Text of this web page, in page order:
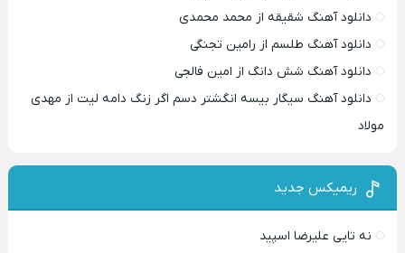
دانلود آهنگ شقیقه از محمد محمدی
دانلود آهنگ طلسم از رامین تجنگی
دانلود آهنگ شش دانگ از امین فالجی
دانلود آهنگ سیگار بیسه انگشتر دسم اگر زنگ دامه لیت از مهدی
مولاد
ریمیکس جدید
نه تایی علیرضا اسپید